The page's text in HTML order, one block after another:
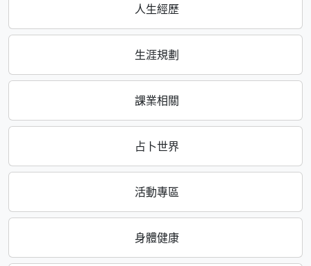
人生經歷
生涯規劃
課業相關
占卜世界
活動專區
身體健康